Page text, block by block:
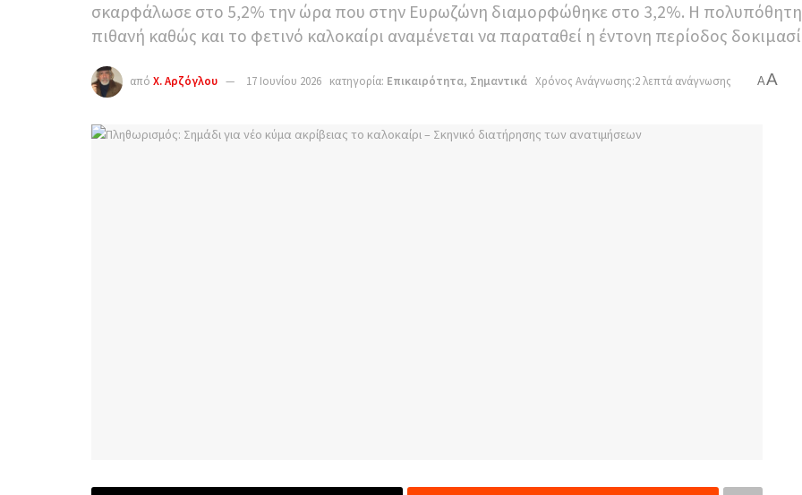
σκαρφάλωσε στο 5,2% την ώρα που στην Ευρωζώνη διαμορφώθηκε στο 3,2%. Η
πιθανή καθώς και το φετινό καλοκαίρι αναμένεται να παραταθεί η έντονη περίοδος
από Χ. Αρζόγλου 17 Ιουνίου 2026 κατηγορία: Επικαιρότητα, Σημαντικά Χρόνος Ανάγνωσης:2 λεπτά ανάγνωσης AA